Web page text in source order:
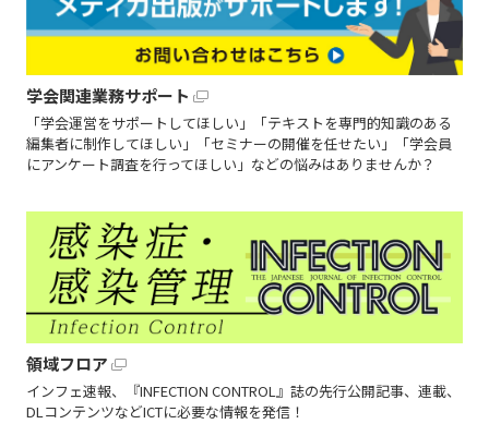
学会関連業務サポート
「学会運営をサポートしてほしい」「テキストを専門的知識のある
編集者に制作してほしい」「セミナーの開催を任せたい」「学会員
にアンケート調査を行ってほしい」などの悩みはありませんか？
領域フロア
インフェ速報、『INFECTION CONTROL』誌の先行公開記事、連載、
DLコンテンツなどICTに必要な情報を発信！